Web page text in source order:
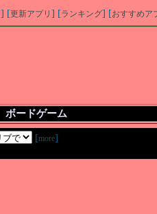
] [更新アプリ ] [ランキング] [おすすめア
ボードゲーム
[more]